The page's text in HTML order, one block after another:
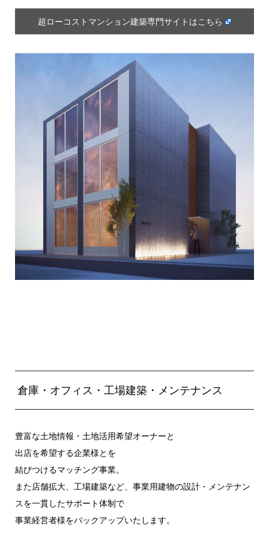
超ローコストマンション建築専門サイトはこちら
倉庫・オフィス・工場建築・メンテナンス
豊富な土地情報・土地活用希望オーナーと
出店を希望する企業様とを
結びつけるマッチング事業。
また店舗拡大、工場建築など、事業用建物の設計・メンテナン
スを一貫したサポート体制で
事業経営者様をバックアップいたします。